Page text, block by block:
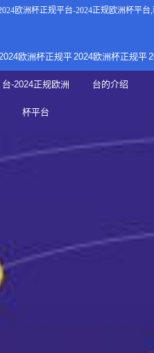
欧洲杯正规平台-2024正规欧洲杯平台
欧洲杯正规平
台-2024正规欧洲
杯平台
2024欧洲杯正规平
台的介绍
关于2024正规欧洲